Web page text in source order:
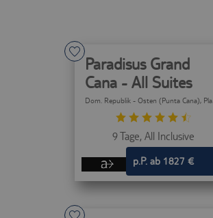
Paradisus Grand
Cana - All Suites
Dom. Republik - Osten (Punta Cana), Playa Bavaro (Punta Cana)
9 Tage, All Inclusive
p.P. ab 1827 €